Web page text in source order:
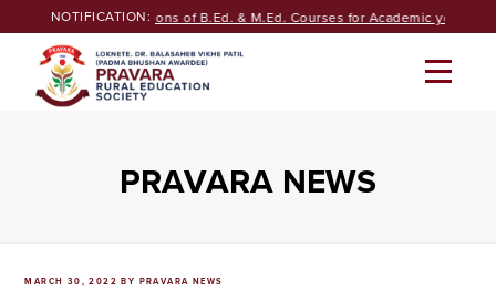
to
NOTIFICATION:
Seeking Admissions of B.Ed. & M.Ed. Courses for Academic year
PRAVARA NEWS
POSTED
MARCH 30, 2022 BY PRAVARA NEWS